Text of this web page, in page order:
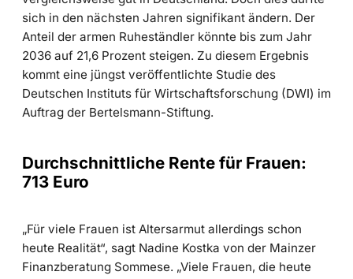
sich in den nächsten Jahren signifikant ändern. Der
Anteil der armen Ruheständler könnte bis zum Jahr
2036 auf 21,6 Prozent steigen. Zu diesem Ergebnis
kommt eine jüngst veröffentlichte Studie des
Deutschen Instituts für Wirtschaftsforschung (DWI) im
Auftrag der Bertelsmann-Stiftung.
Durchschnittliche Rente für Frauen:
713 Euro
„Für viele Frauen ist Altersarmut allerdings schon
heute Realität“, sagt Nadine Kostka von der Mainzer
Finanzberatung Sommese. „Viele Frauen, die heute